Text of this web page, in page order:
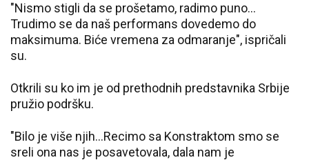
"Nismo stigli da se prošetamo, radimo puno...
Trudimo se da naš performans dovedemo do
maksimuma. Biće vremena za odmaranje", ispričali
su.
Otkrili su ko im je od prethodnih predstavnika Srbije
pružio podršku.
"Bilo je više njih...Recimo sa Konstraktom smo se
sreli ona nas je posavetovala, dala nam je